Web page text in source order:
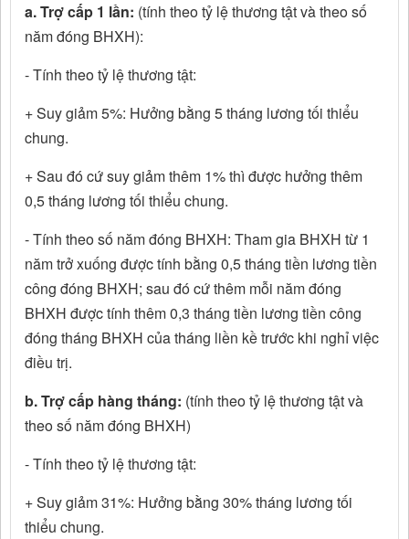
a. Trợ cấp 1 lần: (tính theo tỷ lệ thương tật và theo số
năm đóng BHXH):
- Tính theo tỷ lệ thương tật:
+ Suy giảm 5%: Hưởng bằng 5 tháng lương tối thiểu
chung.
+ Sau đó cứ suy giảm thêm 1% thì được hưởng thêm
0,5 tháng lương tối thiểu chung.
- Tính theo số năm đóng BHXH: Tham gia BHXH từ 1
năm trở xuống được tính bằng 0,5 tháng tiền lương tiền
công đóng BHXH; sau đó cứ thêm mỗi năm đóng
BHXH được tính thêm 0,3 tháng tiền lương tiền công
đóng tháng BHXH của tháng liền kề trước khi nghỉ việc
điều trị.
b. Trợ cấp hàng tháng: (tính theo tỷ lệ thương tật và
theo số năm đóng BHXH)
- Tính theo tỷ lệ thương tật:
+ Suy giảm 31%: Hưởng bằng 30% tháng lương tối
thiểu chung.